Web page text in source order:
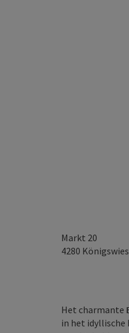
Markt 20
4280
Het charmante
in het idyllische